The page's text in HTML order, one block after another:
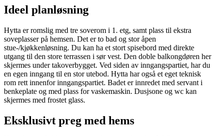
Ideel planløsning
Hytta er romslig med tre soverom i 1. etg, samt plass til ekstra
soveplasser på hemsen. Det er to bad og stor åpen
stue-/kjøkkenløsning. Du kan ha et stort spisebord med direkte
utgang til den store terrassen i sør vest. Den doble balkongdøren her
skjermes under takoverbygget. Ved siden av inngangspartiet, har du
en egen inngang til en stor utebod. Hytta har også et eget teknisk
rom rett innenfor inngangspartiet. Badet er innredet med servant i
benkeplate og med plass for vaskemaskin. Dusjsone og wc kan
skjermes med frostet glass.
Eksklusivt preg med hems